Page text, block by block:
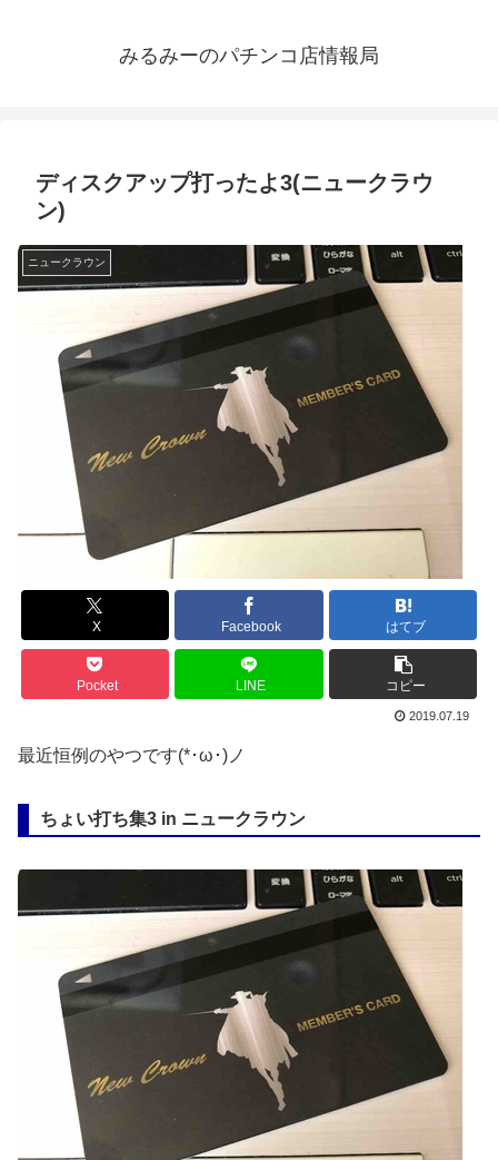
みるみーのパチンコ店情報局
ディスクアップ打ったよ3(ニュークラウ
ン)
ニュークラウン
X Facebook はてブ
Pocket LINE コピー
2019.07.19
最近恒例のやつです(*･ω･)ノ
ちょい打ち集3 in ニュークラウン